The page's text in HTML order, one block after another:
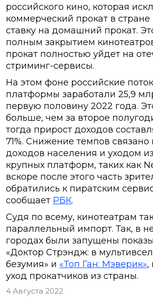
российского кино, которая
коммерческий прокат в
ставку на домашний прокат.
полным закрытием
прокат полностью уйдет на
стриминг-сервисы.
На этом фоне российские
платформы заработали 25,9
первую половину 2022 года.
больше, чем за второе
тогда прирост доходов
71%. Снижение темпов
доходов населения и уходом
крупных платформ, таких как
вскоре после этого часть
обратились к пиратским
сообщает РБК.
Судя по всему, кинотеатрам
параллельный импорт. Так, в
городах были запущены
«Доктор Стрэндж: в
безумия» и «Топ Ган: Мэверик»,
уход прокатчиков из страны.
4 Августа 2022